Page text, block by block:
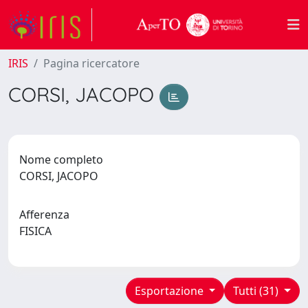
IRIS Pagina ricercatore
CORSI, JACOPO
Nome completo
CORSI, JACOPO
Afferenza
FISICA
Tutti (31)
Esportazione